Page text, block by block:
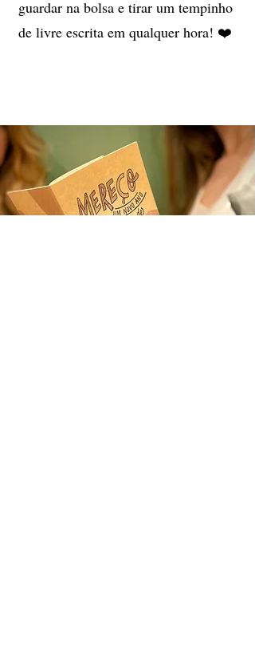
guardar na bolsa e tirar um tempinho
de livre escrita em qualquer hora! ❤️